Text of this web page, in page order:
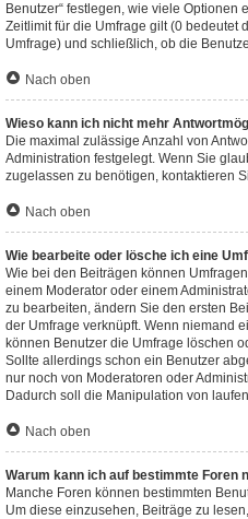
Benutzer“ festlegen, wie viele
Zeitlimit für die Umfrage gilt (0 bedeutet
Umfrage) und schließlich, ob die
Nach oben
Wieso kann ich nicht mehr
Die maximal zulässige Anzahl von
Administration festgelegt. Wenn Sie
zugelassen zu benötigen, kontaktieren
Nach oben
Wie bearbeite oder lösche ich eine
Wie bei den Beiträgen können
einem Moderator oder einem
zu bearbeiten, ändern Sie den ersten
der Umfrage verknüpft. Wenn niemand
können Benutzer die Umfrage löschen
Sollte allerdings schon ein Benutzer
nur noch von Moderatoren oder
Dadurch soll die Manipulation von
Nach oben
Warum kann ich auf bestimmte Foren
Manche Foren können bestimmten
Um diese einzusehen, Beiträge zu